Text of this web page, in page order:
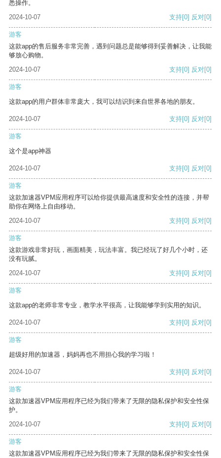
悉操作。
2024-10-07
支持[0] 反对[0]
游客
这款app的售后服务非常完善，遇到问题总是能够得到妥善解决，让我能
够放心购物。
2024-10-07
支持[0] 反对[0]
游客
这款app的用户群体非常庞大，我可以结识到来自世界各地的朋友。
2024-10-07 支持[0] 反对[0]
游客
这个是app神器
2024-10-07 支持[0] 反对[0]
游客
这款加速器VPM应用程序可以给你提供最高速度和安全性的连接，并帮
助你在网络上自由移动。
2024-10-07
支持[0] 反对[0]
游客
这款游戏非常好玩，画面精美，玩法丰富。我已经玩了好几个小时，还
没有玩腻。
2024-10-07
支持[0] 反对[0]
游客
这款app的老师非常专业，教学水平很高，让我能够学到实用的知识。
2024-10-07 支持[0] 反对[0]
游客
超级好用的加速器，妈妈再也不用担心我的学习啦！
2024-10-07 支持[0] 反对[0]
游客
这款加速器VPM应用程序已经为我们带来了无限的隐私保护和安全性保
护。
2024-10-07
支持[0] 反对[0]
游客
这款加速器VPM应用程序已经为我们带来了无限的隐私保护和安全性保